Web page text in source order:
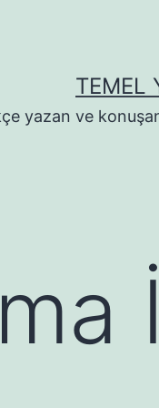
TEMEL
yazan ve